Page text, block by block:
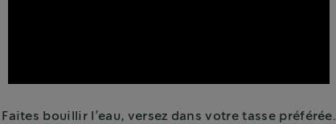
Faites bouillir l’eau, versez dans votre tasse préférée.